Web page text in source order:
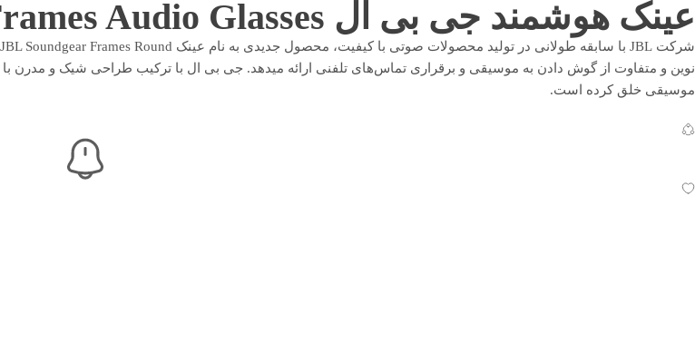
عینک هوشمند جی بی ال JBL Soundgear Frames Audio Glasses
شرکت JBL با سابقه طولانی در تولید محصولات صوتی با کیفیت، محصول جدیدی به نام عینک JBL Soundgear Frames Round
نوین و متفاوت از گوش دادن به موسیقی و برقراری تماس‌های تلفنی ارائه میدهد. جی بی ال با ترکیب طراحی شیک و مدرن
موسیقی خلق کرده است.